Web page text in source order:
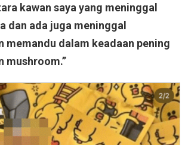
kawan saya yang meninggal
dan ada juga meninggal
memandu dalam keadaan pening
mushroom.”